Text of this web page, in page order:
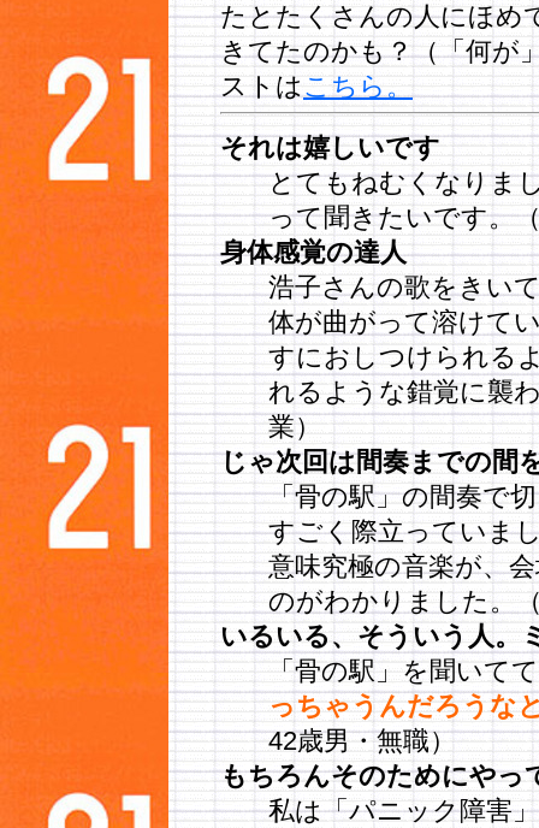
たとたくさんの人にほめ
きてたのかも？（「何が
ストはこちら。
それは嬉しいです
とてもねむくなりま
って聞きたいです。
身体感覚の達人
浩子さんの歌をきい
体が曲がって溶けて
すにおしつけられる
れるような錯覚に襲
業）
じゃ次回は間奏までの間
「骨の駅」の間奏で
すごく際立っていま
意味究極の音楽が、
のがわかりました。
いるいる、そういう人。
「骨の駅」を聞いて
っちゃうんだろうな
42歳男・無職）
もちろんそのためにや
私は「パニック障害